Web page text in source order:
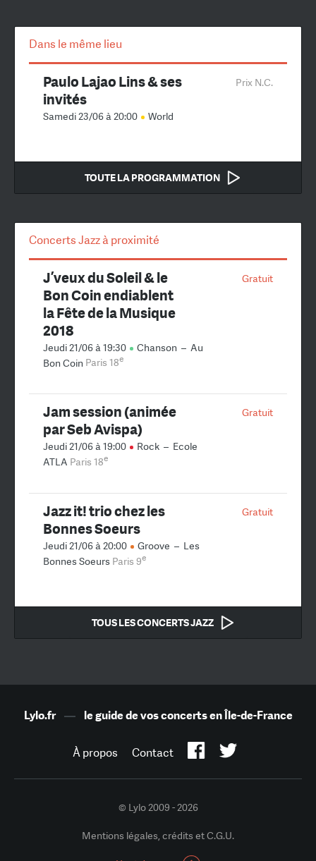
Dans le même lieu
Prix N.C.
Paulo Lajao Lins & ses
invités
Samedi 23/06 à 20:00 World
TOUTE LA PROGRAMMATION
Concerts Jazz à proximité
Gratuit
J’veux du Soleil & le
Bon Coin endiablent
la Fête de la Musique
2018
Jeudi 21/06 à 19:30 Chanson – Au
Bon Coin Paris 18e
Gratuit
Jam session (animée
par Seb Avispa)
Jeudi 21/06 à 19:00 Rock – Ecole
ATLA Paris 18e
Gratuit
Jazz it! trio chez les
Bonnes Soeurs
Jeudi 21/06 à 20:00 Groove – Les
Bonnes Soeurs Paris 9e
TOUS LES CONCERTS JAZZ
Lylo.fr— le guide de vos concerts en Île-de-France
À propos Contact
© Lylo 2009 - 2026
Mentions légales, crédits et C.G.U.